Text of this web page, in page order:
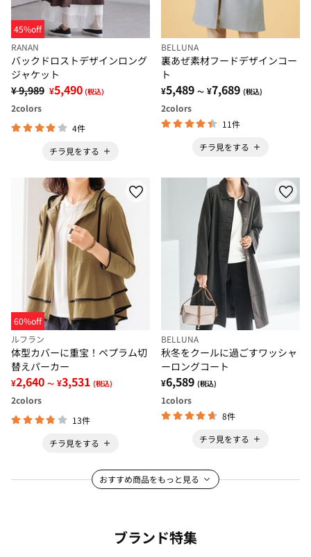
45%off
RANAN
バックドロストデザインロング
ジャケット
¥ 9,989 ¥5,490 (税込)
2colors
4件
チラ見をする
BELLUNA
裏あぜ素材フードデザインコー
ト
¥5,489 ～ ¥7,689 (税込)
2colors
11件
チラ見をする
60%off
ルフラン
体型カバーに重宝！ペプラム切
替えパーカー
¥2,640 ～ ¥3,531 (税込)
2colors
13件
チラ見をする
BELLUNA
秋冬をクールに過ごすワッシャ
ーロングコート
¥6,589 (税込)
1colors
8件
チラ見をする
おすすめ商品をもっと見る
ブランド特集